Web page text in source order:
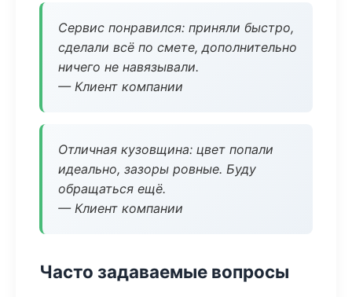
Сервис понравился: приняли быстро,
сделали всё по смете, дополнительно
ничего не навязывали.
— Клиент компании
Отличная кузовщина: цвет попали
идеально, зазоры ровные. Буду
обращаться ещё.
— Клиент компании
Часто задаваемые вопросы